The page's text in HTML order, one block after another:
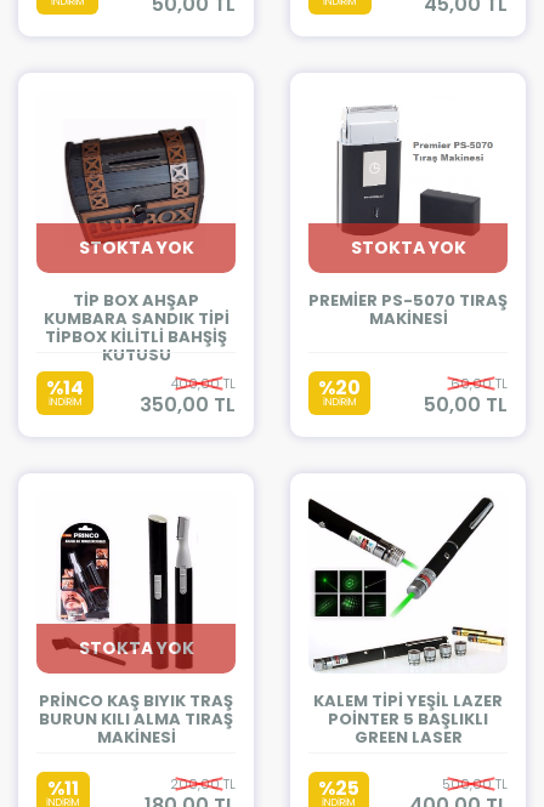
STOKTA YOK
TİP BOX AHŞAP
KUMBARA SANDIK TİPİ
TİPBOX KİLİTLİ BAHŞİŞ
KUTUSU
%14
İNDİRİM
400,00 TL
350,00 TL
STOKTA YOK
PREMİER PS-5070 TIRAŞ
MAKİNESİ
%20
İNDİRİM
60,00 TL
50,00 TL
STOKTA YOK
PRİNCO KAŞ BIYIK TRAŞ
BURUN KILI ALMA TIRAŞ
MAKİNESİ
%11
İNDİRİM
200,00 TL
KALEM TİPİ YEŞİL LAZER
POİNTER 5 BAŞLIKLI
GREEN LASER
%25
İNDİRİM
500,00 TL